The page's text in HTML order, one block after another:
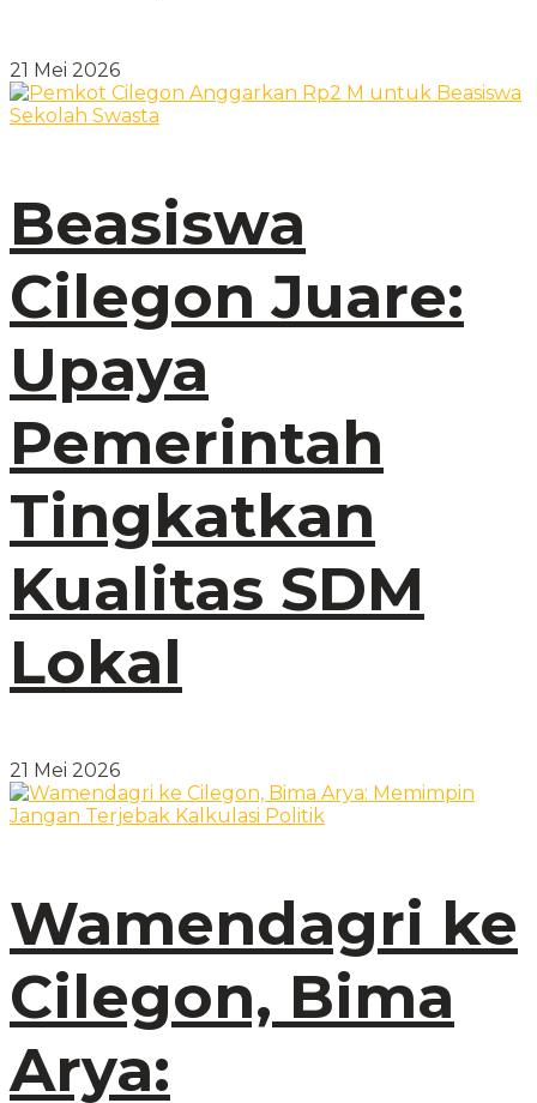
21 Mei 2026
Beasiswa
Cilegon Juare:
Upaya
Pemerintah
Tingkatkan
Kualitas SDM
Lokal
21 Mei 2026
Wamendagri ke
Cilegon, Bima
Arya: